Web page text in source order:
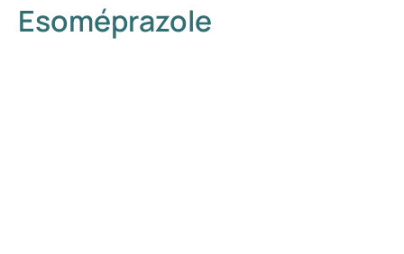
Esoméprazole